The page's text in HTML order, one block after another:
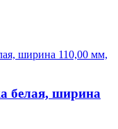
белая, ширина